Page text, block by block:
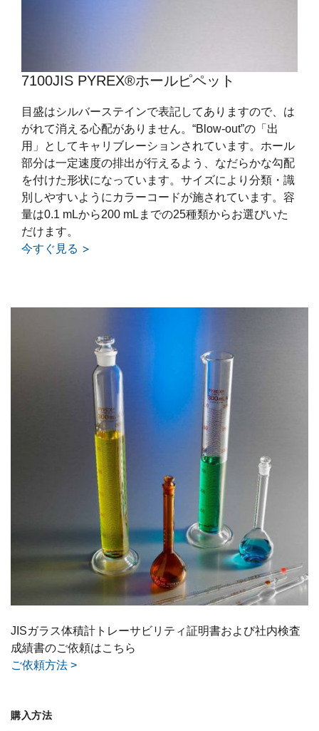
7100JIS PYREX®ホールピペット
目盛はシルバーステインで表記してありますので、は
がれて消える心配がありません。“Blow-out”の「出
用」としてキャリブレーションされています。ホール
部分は一定速度の排出が行えるよう、なだらかな勾配
を付けた形状になっています。サイズにより分類・識
別しやすいようにカラーコードが施されています。容
量は0.1 mLから200 mLまでの25種類からお選びいた
だけます。
今すぐ見る
JISガラス体積計トレーサビリティ証明書および社内検査
成績書のご依頼はこちら
ご依頼方法 >
購入方法